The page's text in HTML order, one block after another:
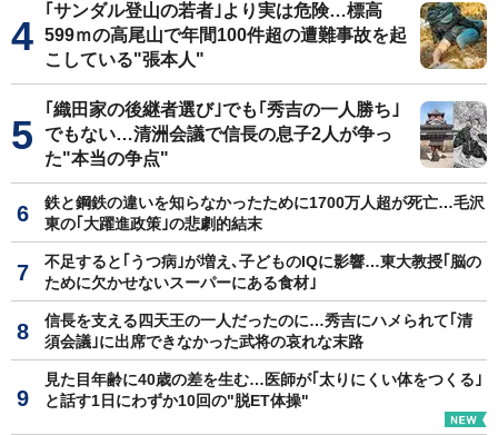
｢サンダル登山の若者｣より実は危険…標高
599ｍの高尾山で年間100件超の遭難事故を起
こしている"張本人"
｢織田家の後継者選び｣でも｢秀吉の一人勝ち｣
でもない…清洲会議で信長の息子2人が争っ
た"本当の争点"
鉄と鋼鉄の違いを知らなかったために1700万人超が死亡…毛沢
東の｢大躍進政策｣の悲劇的結末
不足すると｢うつ病｣が増え､子どものIQに影響…東大教授｢脳の
ために欠かせないスーパーにある食材｣
信長を支える四天王の一人だったのに…秀吉にハメられて｢清
須会議｣に出席できなかった武将の哀れな末路
見た目年齢に40歳の差を生む…医師が｢太りにくい体をつくる｣
と話す1日にわずか10回の"脱ET体操"